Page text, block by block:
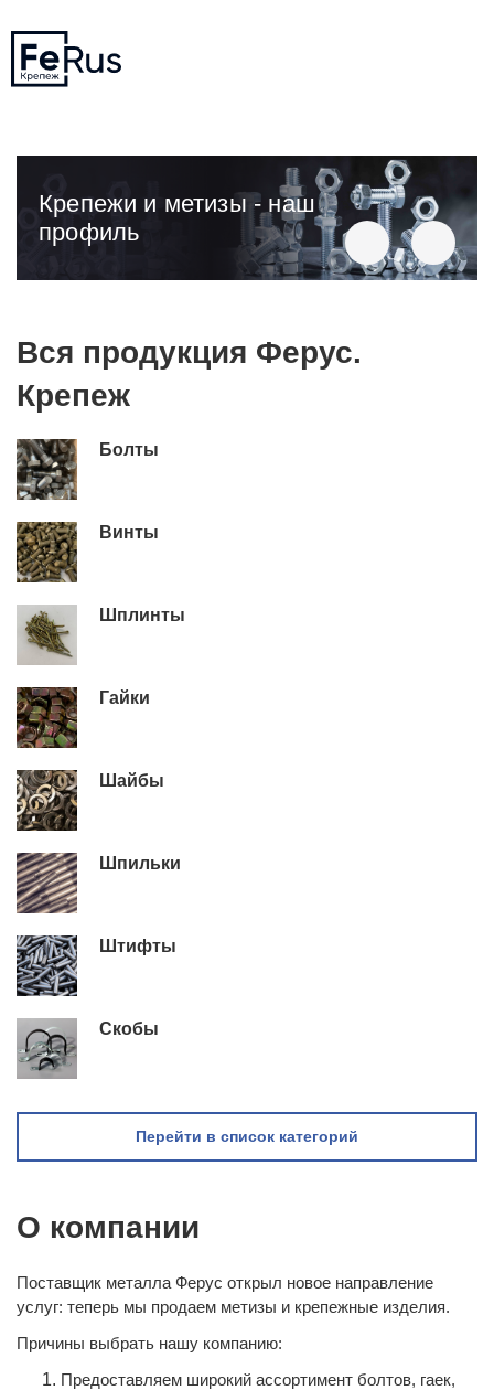
Крепежи и метизы - наш
профиль
Вся продукция Ферус.
Крепеж
Болты
Винты
Шплинты
Гайки
Шайбы
Шпильки
Штифты
Скобы
Перейти в список категорий
О компании
Поставщик металла Ферус открыл новое направление
услуг: теперь мы продаем метизы и крепежные изделия.
Причины выбрать нашу компанию:
Предоставляем широкий ассортимент болтов, гаек,